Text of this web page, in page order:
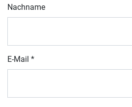
Nachname
E-Mail *